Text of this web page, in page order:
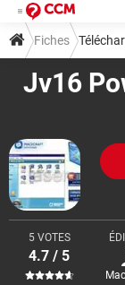
Jv16
5 VOTES
4.7 / 5
Fiches